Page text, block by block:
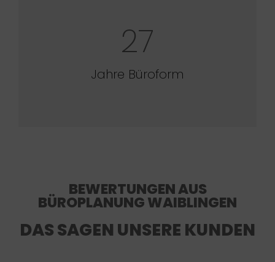
27
Jahre Büroform
BEWERTUNGEN AUS
BÜROPLANUNG WAIBLINGEN
DAS SAGEN UNSERE KUNDEN